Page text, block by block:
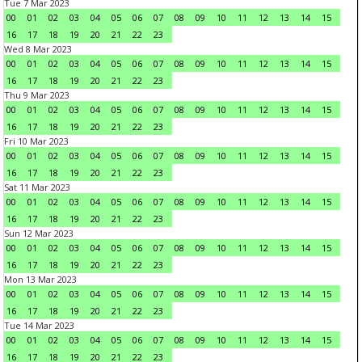
Tue 7 Mar 2023
00
01 02 03 04 05 06 07 08 09 10 11 12 13 14
15
16
17 18 19 20 21 22
23
Wed 8 Mar 2023
00
01 02 03 04 05 06 07 08 09 10 11 12 13 14
15
16
17 18 19 20 21 22
23
Thu 9 Mar 2023
00
01 02 03 04 05 06 07 08 09 10 11 12 13 14
15
16
17 18 19 20 21 22
23
Fri 10 Mar 2023
00
01 02 03 04 05 06 07 08 09 10 11 12 13 14
15
16
17 18 19 20 21 22
23
Sat 11 Mar 2023
00
01 02 03 04 05 06 07 08 09 10 11 12 13 14
15
16
17 18 19 20 21 22
23
Sun 12 Mar 2023
00
01 02 03 04 05 06 07 08 09 10 11 12 13 14
15
16
17 18 19 20 21 22
23
Mon 13 Mar 2023
00
01 02 03 04 05 06 07 08 09 10 11 12 13 14
15
16
17 18 19 20 21 22
23
Tue 14 Mar 2023
00
01 02 03 04 05 06 07 08 09 10 11 12 13 14
15
16
17 18 19 20 21 22 23